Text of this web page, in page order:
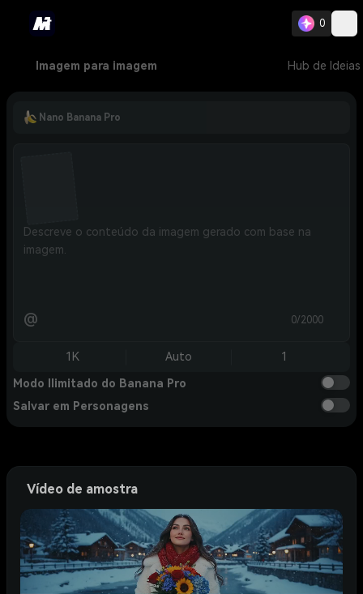
0
Imagem para imagem Hub de Ideias
Nano Banana Pro
@ 0/2000
1K Auto 1
Modo Ilimitado do Banana Pro
Salvar em Personagens
Vídeo de amostra